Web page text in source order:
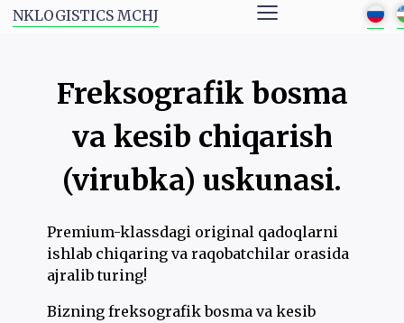
NKLOGISTICS MCHJ ≡
Freksografik bosma
va kesib chiqarish
(virubka) uskunasi.
Premium-klassdagi original qadoqlarni
ishlab chiqaring va raqobatchilar orasida
ajralib turing!
Bizning freksografik bosma va kesib